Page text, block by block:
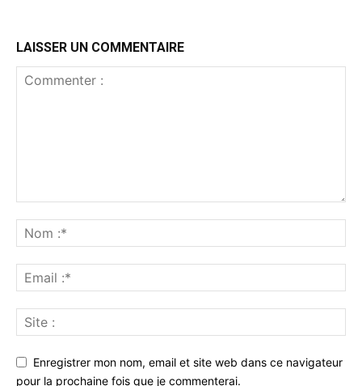
LAISSER UN COMMENTAIRE
Enregistrer mon nom, email et site web dans ce navigateur
pour la prochaine fois que je commenterai.